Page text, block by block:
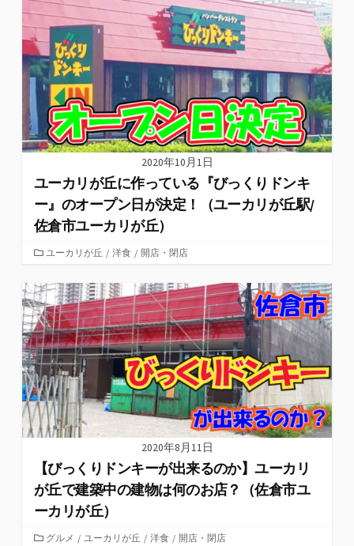
2020年10月1日
ユーカリが丘に作っている『びっくりドンキ
ー』のオープン日が決定！（ユーカリが丘駅/
佐倉市ユーカリが丘）
カ
ゴ
リ
ー
ユーカリが丘 / 洋食 / 開店・閉店
2020年8月11日
【びっくりドンキーが出来るのか】ユーカリ
が丘で建築中の建物は何のお店？（佐倉市ユ
ーカリが丘）
カグルメ / ユーカリが丘 / 洋食 / 開店・閉店